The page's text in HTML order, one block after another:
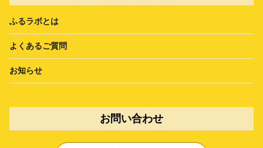
ふるラボとは
よくあるご質問
お知らせ
お問い合わせ